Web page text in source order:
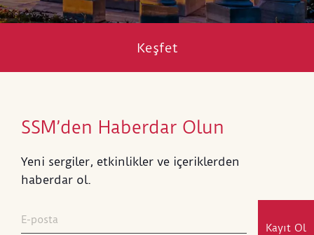
Keşfet
SSM’den Haberdar Olun
Yeni sergiler, etkinlikler ve içeriklerden
haberdar ol.
Kayıt Ol